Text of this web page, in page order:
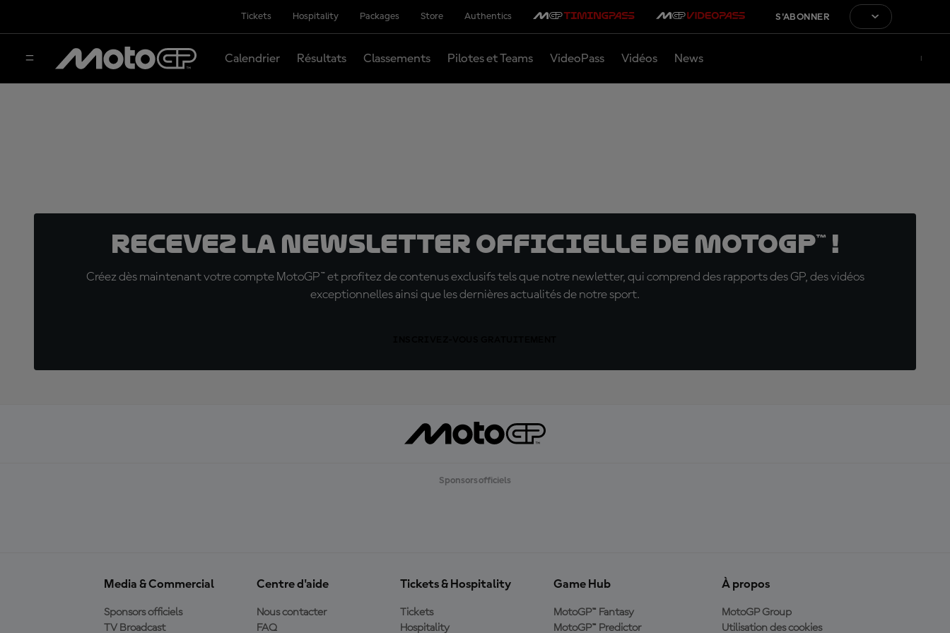
Tickets Hospitality Packages Store Authentics S'ABONNER
Calendrier Résultats Classements Pilotes et Teams VideoPass Vidéos News
Recevez la Newsletter officielle de MotoGP™ !
Créez dès maintenant votre compte MotoGP™ et profitez de contenus exclusifs tels que notre newletter, qui comprend des rapports des GP, des vidéos
exceptionnelles ainsi que les dernières actualités de notre sport.
Sponsors officiels
Media & Commercial
Sponsors officiels
TV Broadcast
Centre d'aide
Nous contacter
FAQ
Tickets & Hospitality
Tickets
Hospitality
Game Hub
MotoGP™ Fantasy
MotoGP™ Predictor
À propos
MotoGP Group
Utilisation des cookies